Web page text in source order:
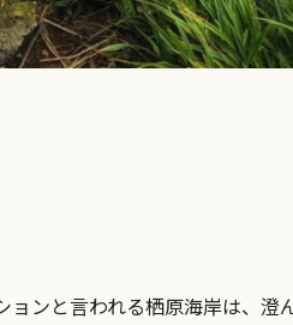
ンと言われる栖原海岸は、澄